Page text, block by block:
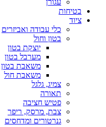
עגורן
בטיחות
ציוד
כלי עבודה ואביזרים
בטון וחול
יוצקת בטון
מערבל בטון
משאבת בטון
משאבת חול
צמיג, גלגל
תאורה
פטיש חציבה
צבת, מרסק, ריפר
גנרטורים ומדחסים